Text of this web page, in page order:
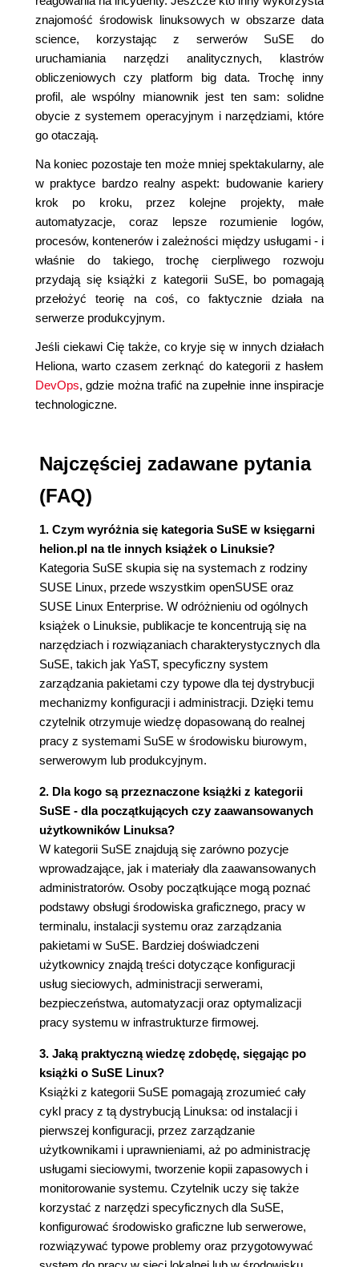
znajomość środowisk linuksowych w obszarze data
science, korzystając z serwerów SuSE do
uruchamiania narzędzi analitycznych, klastrów
obliczeniowych czy platform big data. Trochę inny
profil, ale wspólny mianownik jest ten sam: solidne
obycie z systemem operacyjnym i narzędziami, które
go otaczają.
Na koniec pozostaje ten może mniej spektakularny, ale
w praktyce bardzo realny aspekt: budowanie kariery
krok po kroku, przez kolejne projekty, małe
automatyzacje, coraz lepsze rozumienie logów,
procesów, kontenerów i zależności między usługami - i
właśnie do takiego, trochę cierpliwego rozwoju
przydają się książki z kategorii SuSE, bo pomagają
przełożyć teorię na coś, co faktycznie działa na
serwerze produkcyjnym.
Jeśli ciekawi Cię także, co kryje się w innych działach
Heliona, warto czasem zerknąć do kategorii z hasłem
DevOps, gdzie można trafić na zupełnie inne inspiracje
technologiczne.
Najczęściej zadawane pytania
(FAQ)
1. Czym wyróżnia się kategoria SuSE w księgarni
helion.pl na tle innych książek o Linuksie?
Kategoria SuSE skupia się na systemach z rodziny
SUSE Linux, przede wszystkim openSUSE oraz
SUSE Linux Enterprise. W odróżnieniu od ogólnych
książek o Linuksie, publikacje te koncentrują się na
narzędziach i rozwiązaniach charakterystycznych dla
SuSE, takich jak YaST, specyficzny system
zarządzania pakietami czy typowe dla tej dystrybucji
mechanizmy konfiguracji i administracji. Dzięki temu
czytelnik otrzymuje wiedzę dopasowaną do realnej
pracy z systemami SuSE w środowisku biurowym,
serwerowym lub produkcyjnym.
2. Dla kogo są przeznaczone książki z kategorii
SuSE - dla początkujących czy zaawansowanych
użytkowników Linuksa?
W kategorii SuSE znajdują się zarówno pozycje
wprowadzające, jak i materiały dla zaawansowanych
administratorów. Osoby początkujące mogą poznać
podstawy obsługi środowiska graficznego, pracy w
terminalu, instalacji systemu oraz zarządzania
pakietami w SuSE. Bardziej doświadczeni
użytkownicy znajdą treści dotyczące konfiguracji
usług sieciowych, administracji serwerami,
bezpieczeństwa, automatyzacji oraz optymalizacji
pracy systemu w infrastrukturze firmowej.
3. Jaką praktyczną wiedzę zdobędę, sięgając po
książki o SuSE Linux?
Książki z kategorii SuSE pomagają zrozumieć cały
cykl pracy z tą dystrybucją Linuksa: od instalacji i
pierwszej konfiguracji, przez zarządzanie
użytkownikami i uprawnieniami, aż po administrację
usługami sieciowymi, tworzenie kopii zapasowych i
monitorowanie systemu. Czytelnik uczy się także
korzystać z narzędzi specyficznych dla SuSE,
konfigurować środowisko graficzne lub serwerowe,
rozwiązywać typowe problemy oraz przygotowywać